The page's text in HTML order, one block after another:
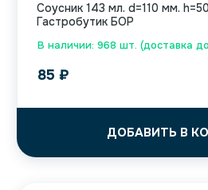
В наличии: 968 шт. (доставка
Соусник 143 мл. d=110 мм.
Гастробутик БОР
85 ₽
ДОБАВИТЬ В